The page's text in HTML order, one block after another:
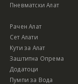
Пневматски Алат
Рачен Алат
Сет Алати
Кути за Алат
Заштитна Опрема
Додатоци
Пумпи за Вода